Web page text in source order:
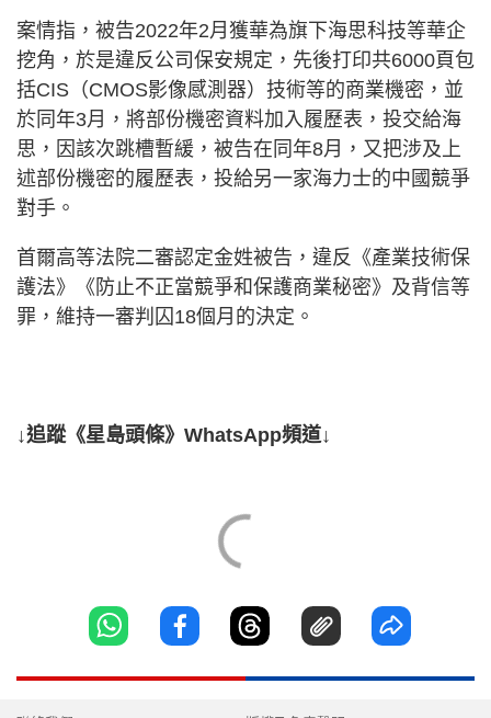
案情指，被告2022年2月獲華為旗下海思科技等華企
挖角，於是違反公司保安規定，先後打印共6000頁包
括CIS（CMOS影像感測器）技術等的商業機密，並
於同年3月，將部份機密資料加入履歷表，投交給海
思，因該次跳槽暫緩，被告在同年8月，又把涉及上
述部份機密的履歷表，投給另一家海力士的中國競爭
對手。
首爾高等法院二審認定金姓被告，違反《產業技術保
護法》《防止不正當競爭和保護商業秘密》及背信等
罪，維持一審判囚18個月的決定。
↓追蹤《星島頭條》WhatsApp頻道↓